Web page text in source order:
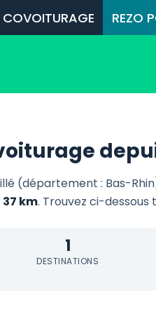
COVOITURAGE REZO
(département : Bas-
37 km. Trouvez ci-
1
DESTINATIONS